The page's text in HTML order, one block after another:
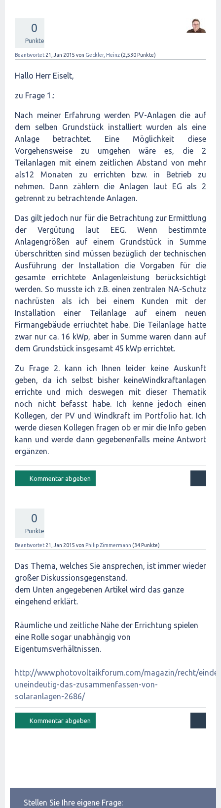
0
Punkte
Beantwortet 21, Jan 2015 von Geckler, Heinz (2,530 Punkte)
Hallo Herr Eiselt,
zu Frage 1.:
Nach meiner Erfahrung werden PV-Anlagen die auf
dem selben Grundstück installiert wurden als eine
Anlage betrachtet. Eine Möglichkeit diese
Vorgehensweise zu umgehen wäre es, die 2
Teilanlagen mit einem zeitlichen Abstand von mehr
als12 Monaten zu errichten bzw. in Betrieb zu
nehmen. Dann zählern die Anlagen laut EG als 2
getrennt zu betrachtende Anlagen.
Das gilt jedoch nur für die Betrachtung zur Ermittlung
der Vergütung laut EEG. Wenn bestimmte
Anlagengrößen auf einem Grundstück in Summe
überschritten sind müssen bezüglich der technischen
Ausführung der Installation die Vorgaben für die
gesamte errichtete Anlagenleistung berücksichtigt
werden. So musste ich z.B. einen zentralen NA-Schutz
nachrüsten als ich bei einem Kunden mit der
Installation einer Teilanlage auf einem neuen
Firmangebäude erriuchtet habe. Die Teilanlage hatte
zwar nur ca. 16 kWp, aber in Summe waren dann auf
dem Grundstück insgesamt 45 kWp errichtet.
Zu Frage 2. kann ich Ihnen leider keine Auskunft
geben, da ich selbst bisher keineWindkraftanlagen
errichte und mich deswegen mit dieser Thematik
noch nicht befasst habe. Ich kenne jedoch einen
Kollegen, der PV und Windkraft im Portfolio hat. Ich
werde diesen Kollegen fragen ob er mir die Info geben
kann und werde dann gegebenenfalls meine Antwort
ergänzen.
0
Punkte
Beantwortet 21, Jan 2015 von Philip Zimmermann (34 Punkte)
Das Thema, welches Sie ansprechen, ist immer wieder
großer Diskussionsgegenstand.
dem Unten angegebenen Artikel wird das ganze
eingehend erklärt.
Räumliche und zeitliche Nähe der Errichtung spielen
eine Rolle sogar unabhängig von
Eigentumsverhältnissen.
http://www.photovoltaikforum.com/magazin/recht/
uneindeutig-das-zusammenfassen-von-
solaranlagen-2686/
Stellen Sie Ihre eigene Frage: